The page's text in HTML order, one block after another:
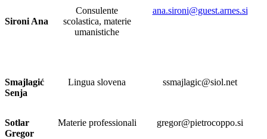
Sironi Ana
Consulente
scolastica, materie
umanistiche
ana.sironi@guest.arnes.si
Smajlagić
Senja
Lingua slovena ssmajlagic@siol.net
Sotlar
Gregor
Materie professionali gregor@pietrocoppo.si